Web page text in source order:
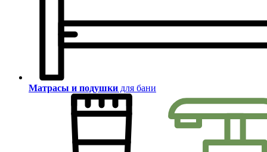
Матрасы и подушки для бани